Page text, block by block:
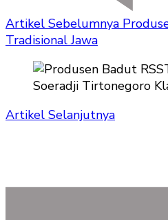
Artikel Sebelumnya
Tradisional Jawa
Artikel Selanjutnya